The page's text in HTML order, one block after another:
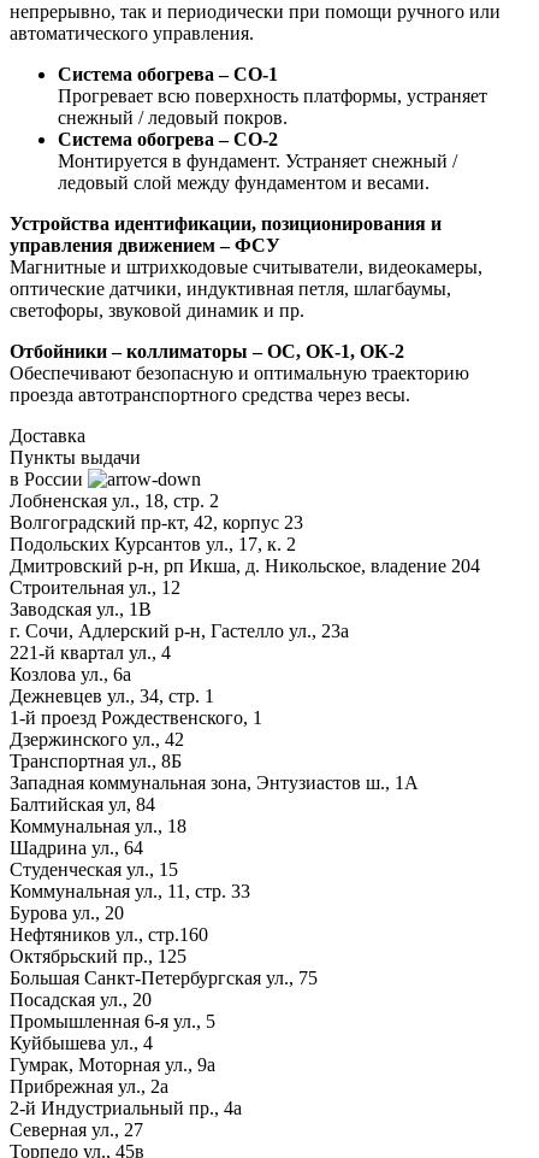
непрерывно, так и периодически при помощи ручного или
автоматического управления.
Система обогрева – СО-1
Прогревает всю поверхность платформы, устраняет
снежный / ледовый покров.
Система обогрева – СО-2
Монтируется в фундамент. Устраняет снежный /
ледовый слой между фундаментом и весами.
Устройства идентификации, позиционирования и
управления движением – ФСУ
Магнитные и штрихкодовые считыватели, видеокамеры,
оптические датчики, индуктивная петля, шлагбаумы,
светофоры, звуковой динамик и пр.
Отбойники – коллиматоры – ОС, ОК-1, ОК-2
Обеспечивают безопасную и оптимальную траекторию
проезда автотранспортного средства через весы.
Доставка
Пункты выдачи
в России
Лобненская ул., 18, стр. 2
Волгоградский пр-кт, 42, корпус 23
Подольских Курсантов ул., 17, к. 2
Дмитровский р-н, рп Икша, д. Никольское, владение 204
Строительная ул., 12
Заводская ул., 1В
г. Сочи, Адлерский р-н, Гастелло ул., 23а
221-й квартал ул., 4
Козлова ул., 6а
Дежневцев ул., 34, стр. 1
1-й проезд Рождественского, 1
Дзержинского ул., 42
Транспортная ул., 8Б
Западная коммунальная зона, Энтузиастов ш., 1А
Балтийская ул, 84
Коммунальная ул., 18
Шадрина ул., 64
Студенческая ул., 15
Коммунальная ул., 11, стр. 33
Бурова ул., 20
Нефтяников ул., стр.160
Октябрьский пр., 125
Большая Санкт-Петербургская ул., 75
Посадская ул., 20
Промышленная 6-я ул., 5
Куйбышева ул., 4
Гумрак, Моторная ул., 9а
Прибрежная ул., 2а
2-й Индустриальный пр., 4а
Северная ул., 27
Торпедо ул., 45в